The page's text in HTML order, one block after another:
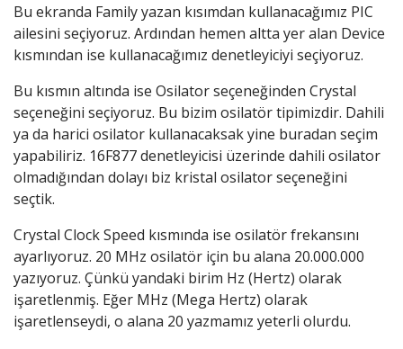
Bu ekranda Family yazan kısımdan kullanacağımız PIC
ailesini seçiyoruz. Ardından hemen altta yer alan Device
kısmından ise kullanacağımız denetleyiciyi seçiyoruz.
Bu kısmın altında ise Osilator seçeneğinden Crystal
seçeneğini seçiyoruz. Bu bizim osilatör tipimizdir. Dahili
ya da harici osilator kullanacaksak yine buradan seçim
yapabiliriz. 16F877 denetleyicisi üzerinde dahili osilator
olmadığından dolayı biz kristal osilator seçeneğini
seçtik.
Crystal Clock Speed kısmında ise osilatör frekansını
ayarlıyoruz. 20 MHz osilatör için bu alana 20.000.000
yazıyoruz. Çünkü yandaki birim Hz (Hertz) olarak
işaretlenmiş. Eğer MHz (Mega Hertz) olarak
işaretlenseydi, o alana 20 yazmamız yeterli olurdu.